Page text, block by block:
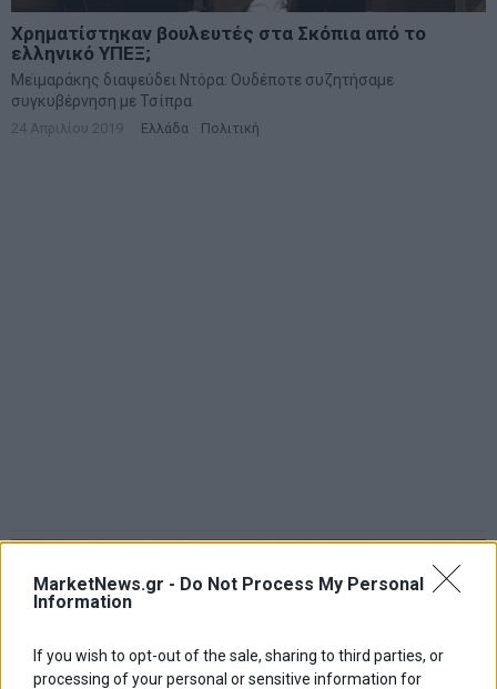
MarketNews.gr - Do Not Process My Personal
Information
If you wish to opt-out of the sale, sharing to third parties, or
processing of your personal or sensitive information for
Χρηματίστηκαν βουλευτές στα Σκόπια από το
ελληνικό ΥΠΕΞ;
Μεϊμαράκης διαψεύδει Ντόρα: Ουδέποτε συζητήσαμε
συγκυβέρνηση με Τσίπρα
24 Απριλίου 2019 Ελλάδα Πολιτική